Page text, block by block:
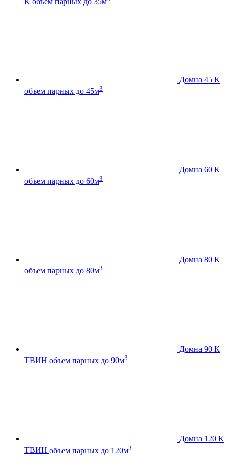
Домна 45 К
объем парных до 45м3
Домна 60 К
объем парных до 60м3
Домна 80 К
объем парных до 80м3
Домна 90 К
ТВИН объем парных до 90м3
Домна 120 К
ТВИН объем парных до 120м3